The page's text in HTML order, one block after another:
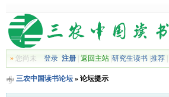
»您尚未 登录 注册| 返回主站| 研究生读书| 推荐|
三农中国读书论坛» 论坛提示